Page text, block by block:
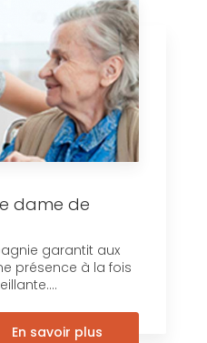
dame de
garantit aux
présence à la fois
En savoir plus